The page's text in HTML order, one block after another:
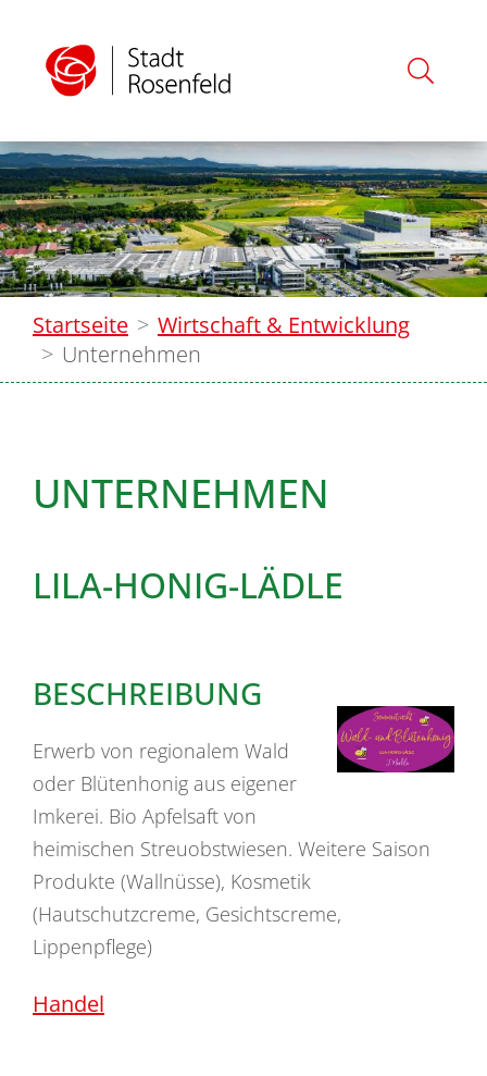
Startseite
Wirtschaft & Entwicklung
Unternehmen
UNTERNEHMEN
LILA-HONIG-LÄDLE
BESCHREIBUNG
Erwerb von regionalem Wald
oder Blütenhonig aus eigener
Imkerei. Bio Apfelsaft von
heimischen Streuobstwiesen. Weitere Saison
Produkte (Wallnüsse), Kosmetik
(Hautschutzcreme, Gesichtscreme,
Lippenpflege)
Handel